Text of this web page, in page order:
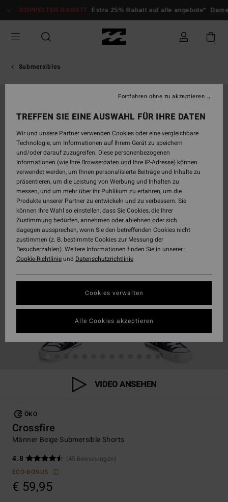
zur
springen
DOPPELTER RABATT Extra 25% Rabatt auf alle angebote* Damen
Submersibles
VIDEO ANSEHEN
ÖKO
Crossfire
Männer Beige Submersible Shorts
4.8
(45 Bewertungen)
ECO-BONUS
€ 59,95
TREFFEN SIE EINE AUSWAHL FÜR IHRE DATEN
Wir und unsere Partner verwenden Cookies oder eine vergleichbare
Technologie, um Informationen auf Ihrem Gerät zu speichern
und/oder darauf zuzugreifen. Diese personenbezogenen
Informationen (wie Ihre Browserdaten und Ihre IP-Adresse) können
verwendet werden, um Ihnen personalisierte Beiträge und Inhalte zu
präsentieren, um die Leistung von Werbung und Inhalten zu
messen, und um mehr über ihr Publikum zu erfahren, um die
Produkte unserer Partner zu entwickeln und zu verbessern. Sie
können Ihre Wahl so einstellen, dass Sie Cookies, die Ihrer
Zustimmung bedürfen, annehmen oder ablehnen oder sich
dagegen aussprechen, wenn Sie den betreffenden Cookies nicht
zustimmen (z. B. bestimmte Cookies zur Messung der
Besucherzahlen). Weitere Informationen finden Sie in unserer :
Cookie-Richtlinieund Datenschutzrichtlinie
Cookies verwalten
Fortfahren ohne zu akzeptieren
Alle Cookies akzeptieren